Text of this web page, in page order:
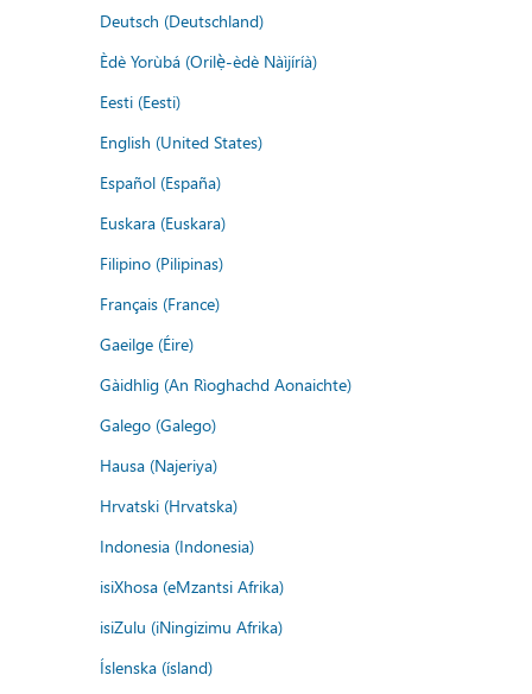
Deutsch (Deutschland)
Èdè Yorùbá (Orilẹ̀-èdè Nàìjíríà)
Eesti (Eesti)
English (United States)
Español (España)
Euskara (Euskara)
Filipino (Pilipinas)
Français (France)
Gaeilge (Éire)
Gàidhlig (An Rìoghachd Aonaichte)
Galego (Galego)
Hausa (Najeriya)
Hrvatski (Hrvatska)
Indonesia (Indonesia)
isiXhosa (eMzantsi Afrika)
isiZulu (iNingizimu Afrika)
Íslenska (ísland)